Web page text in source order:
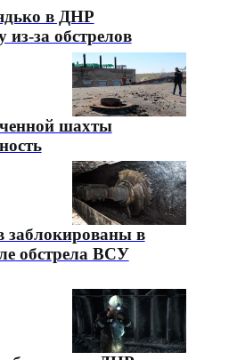
в ДНР
из-за обстрелов
шахты
заблокированы в
обстрела ВСУ